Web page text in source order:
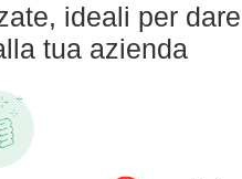
ideali per dare
tua azienda